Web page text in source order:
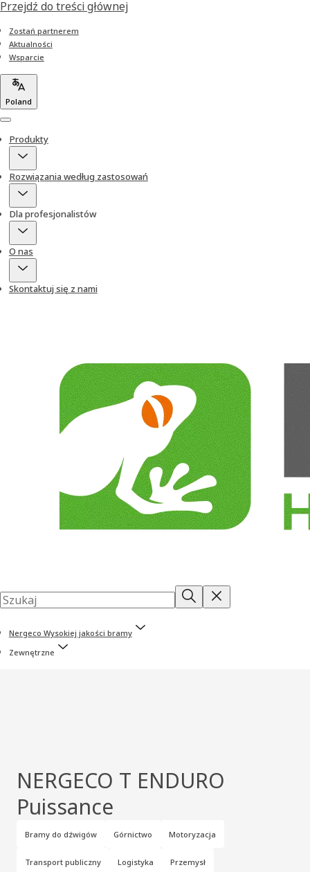
Przejdź do treści głównej
Zostań partnerem
Aktualności
Wsparcie
Poland
Menu
Produkty
Rozwiązania według zastosowań
Dla profesjonalistów
O nas
Skontaktuj się z nami
Nergeco Wysokiej jakości bramy
Zewnętrzne
NERGECO T ENDURO
Puissance
Bramy do dźwigów Górnictwo Motoryzacja
Transport publiczny Logistyka Przemysł